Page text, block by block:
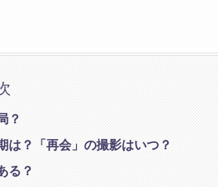
？
は？「再会」の撮影はいつ？
る？